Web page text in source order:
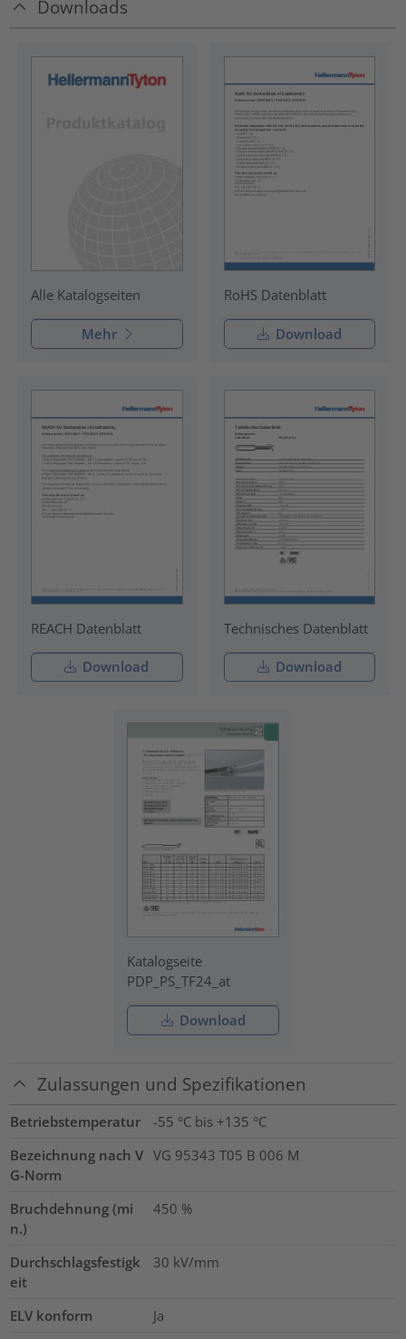
Downloads
Alle Katalogseiten
Mehr
RoHS Datenblatt
Download
REACH Datenblatt
Download
Technisches Datenblatt
Download
Katalogseite
PDP_PS_TF24_at
Download
Zulassungen und Spezifikationen
Betriebstemperatur
-55 °C bis +135 °C
Bezeichnung nach V
G-Norm
VG 95343 T05 B 006 M
Bruchdehnung (mi
n.)
450 %
Durchschlagsfestigk
eit
30 kV/mm
ELV konform
Ja